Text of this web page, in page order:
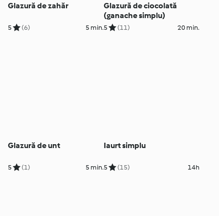
Glazură de zahăr
5 (6) 5 min.
Glazură de ciocolată
(ganache simplu)
5 (11) 20 min.
Glazură de unt
5 (1) 5 min.
Iaurt simplu
5 (15) 14h